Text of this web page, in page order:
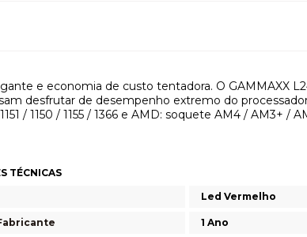
e economia de custo tentadora. O GAMMAXX
desfrutar de desempenho extremo do
/ 1150 / 1155 / 1366 e AMD: soquete AM4 / AM3+ /
TÉCNICAS
Led Vermelho
1 Ano